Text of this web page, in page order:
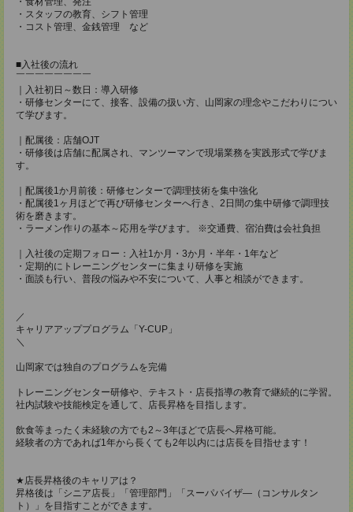
・スタッフの教育、シフト管理
・コスト管理、金銭管理 など
■入社後の流れ
￣￣￣￣￣￣￣￣
｜入社初日～数日：導入研修
・研修センターにて、接客、設備の扱い方、山岡家の理念やこだわりについ
て学びます。
｜配属後：店舗OJT
・研修後は店舗に配属され、マンツーマンで現場業務を実践形式で学びま
す。
｜配属後1か月前後：研修センターで調理技術を集中強化
・配属後1ヶ月ほどで再び研修センターへ行き、2日間の集中研修で調理技
術を磨きます。
・ラーメン作りの基本～応用を学びます。 ※交通費、宿泊費は会社負担
｜入社後の定期フォロー：入社1か月・3か月・半年・1年など
・定期的にトレーニングセンターに集まり研修を実施
・面談も行い、普段の悩みや不安について、人事と相談ができます。
／
キャリアアッププログラム「Y-CUP」
＼
山岡家では独自のプログラムを完備
トレーニングセンター研修や、テキスト・店長指導の教育で継続的に学習。
社内試験や技能検定を通して、店長昇格を目指します。
飲食等まったく未経験の方でも2～3年ほどで店長へ昇格可能。
経験者の方であれば1年から長くても2年以内には店長を目指せます！
★店長昇格後のキャリアは？
昇格後は「シニア店長」「管理部門」「スーパバイザ―（コンサルタン
ト）」を目指すことができます。